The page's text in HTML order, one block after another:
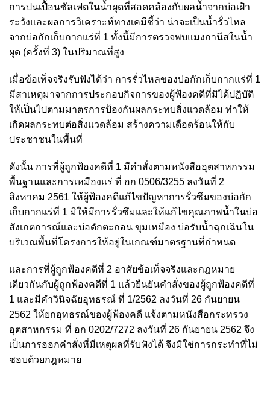
การปนเปื้อนซัลเฟตในน้ำผุดที่สอดคล้องกับผลน้ำจากบ่อเฝ้า
ระวังและผลการวิเคราะห์ทางเคมีชี้ว่า น่าจะเป็นน้ำรั่วไหล
จากบ่อกักเก็บกากแร่ที่ 1 ทั้งนี้มีการตรวจพบแมงกานีสในน้ำ
ผุด (ครั้งที่ 3) ในปริมาณที่สูง
เมื่อข้อเท็จจริงรับฟังได้ว่า การรั่วไหลของบ่อกักเก็บกากแร่ที่ 1
มีสาเหตุมาจากการประกอบกิจการของผู้ฟ้องคดีที่มิได้ปฏิบัติ
ให้เป็นไปตามมาตรการป้องกันผลกระทบสิ่งแวดล้อม ทำให้
เกิดผลกระทบต่อสิ่งแวดล้อม สร้างความเดือดร้อนให้กับ
ประชาชนในพื้นที่
ดังนั้น การที่ผู้ถูกฟ้องคดีที่ 1 มีคำสั่งตามหนังสืออุตสาหกรรม
พื้นฐานและการเหมืองแร่ ที่ อก 0506/3255 ลงวันที่ 2
สิงหาคม 2561 ให้ผู้ฟ้องคดีแก้ไขปัญหาการรั่วซึมของบ่อกัก
เก็บกากแร่ที่ 1 มิให้มีการรั่วซึมและให้แก้ไขคุณภาพน้ำในบ่อ
สังเกตการณ์และบ่อดักตะกอน ขุมเหมือง บ่อรับน้ำฉุกเฉินใน
บริเวณพื้นที่โครงการให้อยู่ในเกณฑ์มาตรฐานที่กำหนด
และการที่ผู้ถูกฟ้องคดีที่ 2 อาศัยข้อเท็จจริงและกฎหมาย
เดียวกันกับผู้ถูกฟ้องคดีที่ 1 แล้วยืนยันคำสั่งของผู้ถูกฟ้องคดีที่
1 และมีคำวินิจฉัยอุทธรณ์ ที่ 1/2562 ลงวันที่ 26 กันยายน
2562 ให้ยกอุทธรณ์ของผู้ฟ้องคดี แจ้งตามหนังสือกระทรวง
อุตสาหกรรม ที่ อก 0202/7272 ลงวันที่ 26 กันยายน 2562 จึง
เป็นการออกคำสั่งที่มีเหตุผลที่รับฟังได้ จึงมิใช่การกระทำที่ไม่
ชอบด้วยกฎหมาย